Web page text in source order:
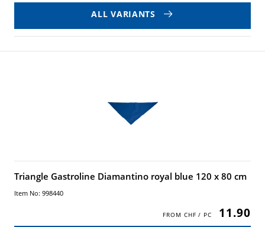
ALL VARIANTS
Triangle Gastroline Diamantino royal blue 120 x 80 cm
Item No: 998440
11.90